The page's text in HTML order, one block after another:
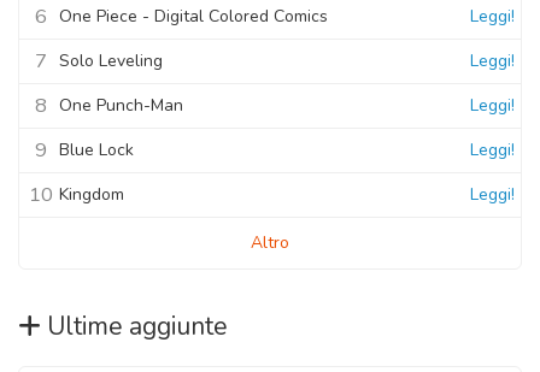
6 One Piece - Digital Colored Comics Leggi!
7 Solo Leveling Leggi!
8 One Punch-Man Leggi!
9 Blue Lock Leggi!
10 Kingdom Leggi!
Altro
Ultime aggiunte